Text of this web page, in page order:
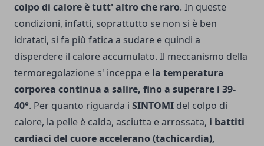
colpo di calore è tutt' altro che raro. In queste
condizioni, infatti, soprattutto se non si è ben
idratati, si fa più fatica a sudare e quindi a
disperdere il calore accumulato. Il meccanismo della
termoregolazione s' inceppa e la temperatura
corporea continua a salire, fino a superare i 39-
40°. Per quanto riguarda i SINTOMI del colpo di
calore, la pelle è calda, asciutta e arrossata, i bat­titi
cardiaci del cuore accelerano (tachicardia),